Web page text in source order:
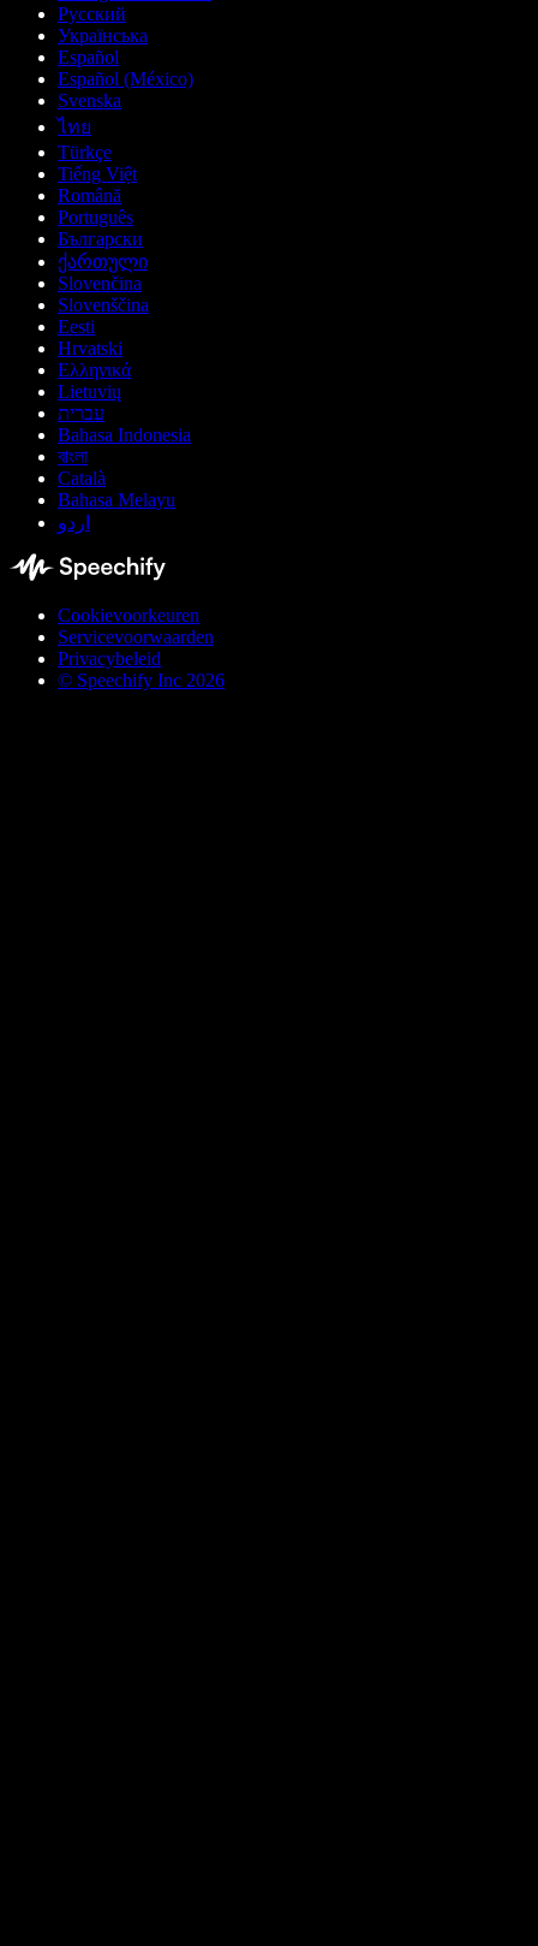
Русский
Українська
Español
Español (México)
Svenska
ไทย
Türkçe
Tiếng Việt
Română
Português
Български
ქართული
Slovenčina
Slovenščina
Eesti
Hrvatski
Ελληνικά
Lietuvių
עברית
Bahasa Indonesia
বাংলা
Català
Bahasa Melayu
اردو
Cookievoorkeuren
Servicevoorwaarden
Privacybeleid
© Speechify Inc 2026